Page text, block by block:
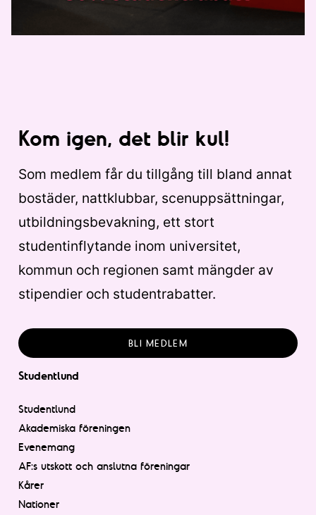
Kom igen, det blir kul!
Som medlem får du tillgång till bland annat
bostäder, nattklubbar, scenuppsättningar,
utbildningsbevakning, ett stort
studentinflytande inom universitet,
kommun och regionen samt mängder av
stipendier och studentrabatter.
BLI MEDLEM
Studentlund
Studentlund
Akademiska föreningen
Evenemang
AF:s utskott och anslutna föreningar
Kårer
Nationer